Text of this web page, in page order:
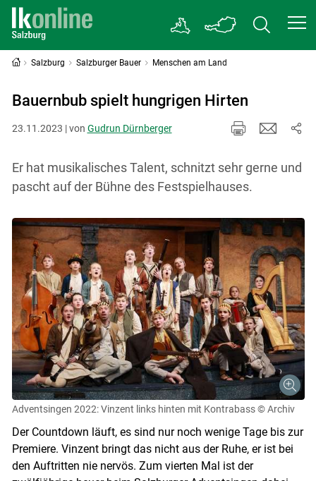
Salzburg Salzburger Bauer Menschen am Land
Bauernbub spielt hungrigen Hirten
23.11.2023 | von Gudrun Dürnberger
Er hat musikalisches Talent, schnitzt sehr gerne und
pascht auf der Bühne des Festspielhauses.
Adventsingen 2022: Vinzent links hinten mit Kontrabass © Archiv
Der Countdown läuft, es sind nur noch wenige Tage bis zur
Premiere. Vinzent bringt das nicht aus der Ruhe, er ist bei
den Auftritten nie nervös. Zum vierten Mal ist der